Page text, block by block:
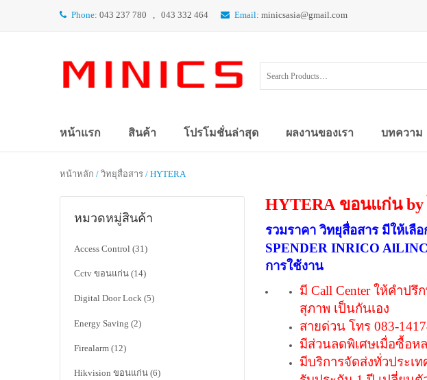
Phone: 043 237 780 , 043 332 464 Email: minicsasia@gmail.com
หน้าแรก สินค้า โปรโมชั่นล่าสุด ผลงานของเรา บทความ
หน้าหลัก / วิทยุสื่อสาร / HYTERA
หมวดหมู่สินค้า
Access Control (31)
Cctv ขอนแก่น (14)
Digital Door Lock (5)
Energy Saving (2)
Firealarm (12)
Hikvision ขอนแก่น (6)
HYTERA ขอนแก่น
รวมราคา วิทยุสื่อสาร มีให้เ
SPENDER INRICO
การใช้งาน
มี Call Center ให้คำป
สุภาพ เป็นกันเอง
สายด่วน โทร 083-
มีส่วนลดพิเศษเมื่อซื้อหล
มีบริการจัดส่งทั่วประเท